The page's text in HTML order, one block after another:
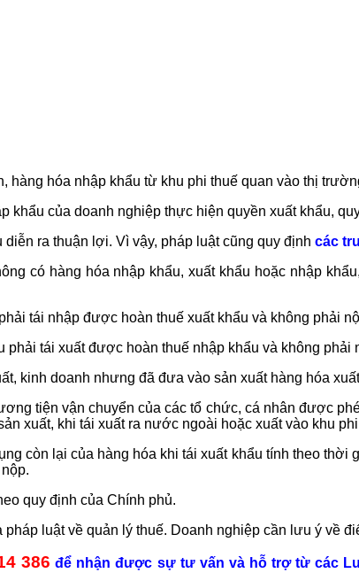
hóa nhập khẩu từ khu phi thuế quan vào thị
của doanh nghiệp thực hiện quyền xuất khẩu,
ra thuận lợi. Vì vậy, pháp luật cũng quy định các
có hàng hóa nhập khẩu, xuất khẩu hoặc nhập
tái nhập được hoàn thuế xuất khẩu và không phải
tái xuất được hoàn thuế nhập khẩu và không phải
kinh doanh nhưng đã đưa vào sản xuất hàng hóa
tiện vận chuyển của các tổ chức, cá nhân được
xuất, khi tái xuất ra nước ngoài hoặc xuất vào khu
còn lại của hàng hóa khi tái xuất khẩu tính theo
quy định của Chính phủ.
luật về quản lý thuế. Doanh nghiệp cần lưu ý về
386 để nhận được sự tư vấn và hỗ trợ từ các